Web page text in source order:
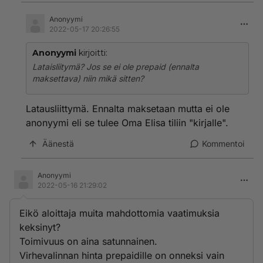
Anonyymi
2022-05-17 20:26:55
Anonyymi kirjoitti:
Lataisliitymä? Jos se ei ole prepaid (ennalta
maksettava) niin mikä sitten?
Latausliittymä. Ennalta maksetaan mutta ei ole
anonyymi eli se tulee Oma Elisa tiliin "kirjalle".
Äänestä Kommentoi
Anonyymi
2022-05-16 21:29:02
Eikö aloittaja muita mahdottomia vaatimuksia
keksinyt?
Toimivuus on aina satunnainen.
Virhevalinnan hinta prepaidille on onneksi vain